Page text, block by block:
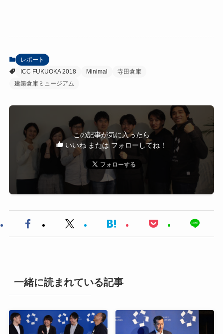
レポート
ICC FUKUOKA 2018
Minimal
寺田倉庫
建築倉庫ミュージアム
この記事が気に入ったら
いいね または フォローしてね！
一緒に読まれている記事